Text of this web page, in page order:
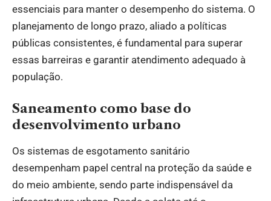
essenciais para manter o desempenho do sistema. O
planejamento de longo prazo, aliado a políticas
públicas consistentes, é fundamental para superar
essas barreiras e garantir atendimento adequado à
população.
Saneamento como base do
desenvolvimento urbano
Os sistemas de esgotamento sanitário
desempenham papel central na proteção da saúde e
do meio ambiente, sendo parte indispensável da